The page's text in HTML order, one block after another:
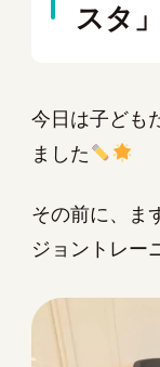
スタ」
今日は子ども
ました
その前に、ま
ジョントレー